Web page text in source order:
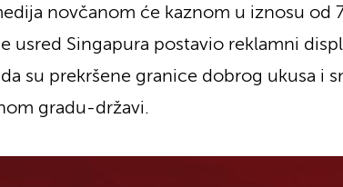
novčanom će kaznom u iznosu od
usred Singapura postavio reklamni
su prekršene granice dobrog ukusa i
gradu-državi.